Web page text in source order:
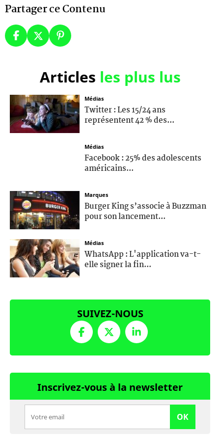
Partager ce Contenu
Articles les plus lus
Médias
Twitter : Les 15/24 ans
représentent 42 % des...
Médias
Facebook : 25% des adolescents
américains...
Marques
Burger King s’associe à Buzzman
pour son lancement...
Médias
WhatsApp : L'application va-t-
elle signer la fin...
SUIVEZ-NOUS
Inscrivez-vous à la newsletter
OK